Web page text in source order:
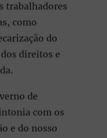
trabalhadores
como
do
direitos e
de
com os
e do nosso